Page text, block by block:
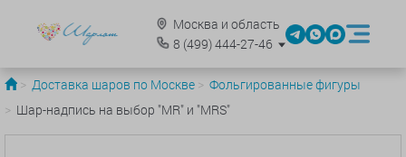
Москва и область
8 (499)444-27-46
Доставка шаров по Москве
Фольгированные фигуры
Шар-надпись на выбор "MR" и "MRS"